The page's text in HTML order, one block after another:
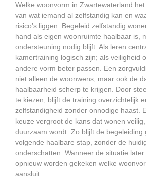
Welke woonvorm in Zwartewaterland
van wat iemand al zelfstandig kan en
risico’s liggen. Begeleid zelfstandig
hand als eigen woonruimte haalbaar is,
ondersteuning nodig blijft. Als leren
kamertraining logisch zijn; als veiligheid
andere vorm beter passen. Een
niet alleen de woonwens, maar ook de
haalbaarheid scherp te krijgen. Door
te kiezen, blijft de training overzichtelijk
zelfstandigheid zonder onnodige haast.
keuze vergroot de kans dat wonen
duurzaam wordt. Zo blijft de begeleiding
volgende haalbare stap, zonder de
onderschatten. Wanneer de situatie
opnieuw worden gekeken welke
aansluit.